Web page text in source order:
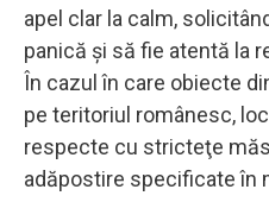
apel clar la calm,
panică şi să fie atentă la
În cazul în care obiecte
pe teritoriul românesc,
respecte cu stricteţe
adăpostire specificate în